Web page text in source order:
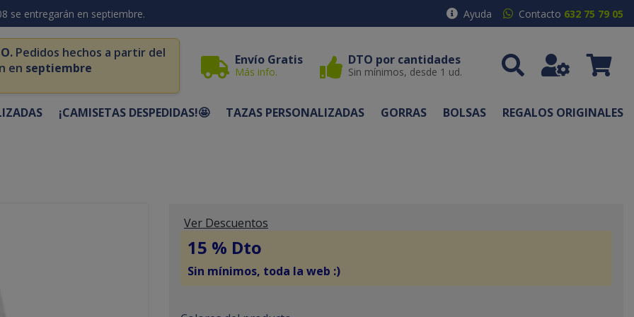
se entregarán en septiembre. Ayuda Contacto 632 75 79 05
Pedidos hechos a partir del
en septiembre
Envío Gratis
Más info.
DTO por cantidades
Sin mínimos, desde 1 ud.
¡CAMISETAS DESPEDIDAS!🤩 TAZAS PERSONALIZADAS GORRAS BOLSAS REGALOS ORIGINALES
Ver Descuentos
15 % Dto
Sin mínimos, toda la web :)